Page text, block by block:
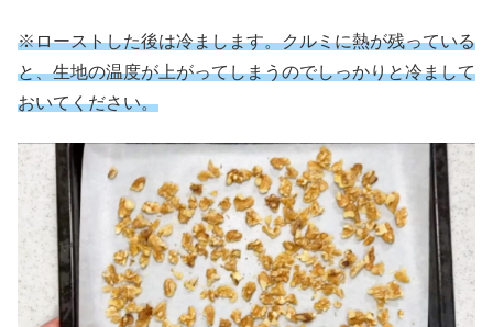
※ローストした後は冷まします。クルミに熱が残っている
と、生地の温度が上がってしまうのでしっかりと冷まして
おいてください。